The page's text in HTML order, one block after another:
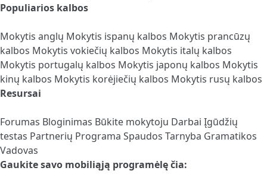
Populiarios kalbos
Mokytis anglų Mokytis ispanų kalbos Mokytis prancūzų
kalbos Mokytis vokiečių kalbos Mokytis italų kalbos
Mokytis portugalų kalbos Mokytis japonų kalbos Mokytis
kinų kalbos Mokytis korėjiečių kalbos Mokytis rusų kalbos
Resursai
Forumas Bloginimas Būkite mokytoju Darbai Įgūdžių
testas Partnerių Programa Spaudos Tarnyba Gramatikos
Vadovas
Gaukite savo mobiliąją programėlę čia: